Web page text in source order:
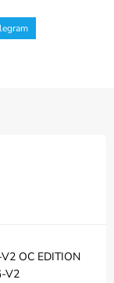
OC EDITION
V2